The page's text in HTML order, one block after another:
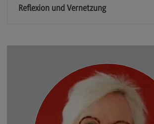
Reflexion und Vernetzung